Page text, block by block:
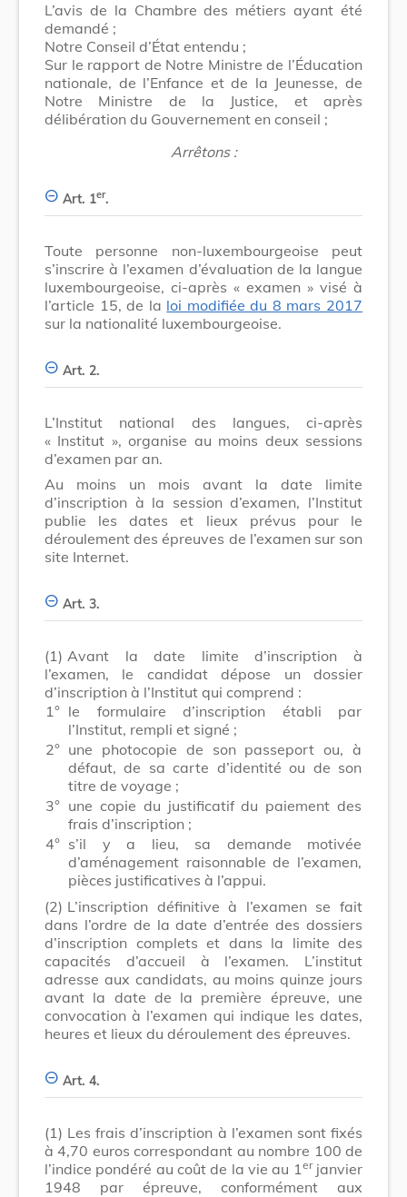
L’avis de la Chambre des métiers ayant été
demandé ;
Notre Conseil d’État entendu ;
Sur le rapport de Notre Ministre de l’Éducation
nationale, de l’Enfance et de la Jeunesse, de
Notre Ministre de la Justice, et après
délibération du Gouvernement en conseil ;
Arrêtons :
Art. 1er.
Toute personne non-luxembourgeoise peut
s’inscrire à l’examen d’évaluation de la langue
luxembourgeoise, ci-après « examen » visé à
l’article 15, de la loi modifiée du 8 mars 2017
sur la nationalité luxembourgeoise.
Art. 2.
L’Institut national des langues, ci-après
« Institut », organise au moins deux sessions
d’examen par an.
Au moins un mois avant la date limite
d’inscription à la session d’examen, l’Institut
publie les dates et lieux prévus pour le
déroulement des épreuves de l’examen sur son
site Internet.
Art. 3.
(1) Avant la date limite d’inscription à
l’examen, le candidat dépose un dossier
d’inscription à l’Institut qui comprend :
1° le formulaire d’inscription établi par
l’Institut, rempli et signé ;
2° une photocopie de son passeport ou, à
défaut, de sa carte d’identité ou de son
titre de voyage ;
3° une copie du justificatif du paiement des
frais d’inscription ;
4° s’il y a lieu, sa demande motivée
d’aménagement raisonnable de l’examen,
pièces justificatives à l’appui.
(2) L’inscription définitive à l’examen se fait
dans l’ordre de la date d’entrée des dossiers
d’inscription complets et dans la limite des
capacités d’accueil à l’examen. L’institut
adresse aux candidats, au moins quinze jours
avant la date de la première épreuve, une
convocation à l’examen qui indique les dates,
heures et lieux du déroulement des épreuves.
Art. 4.
(1) Les frais d’inscription à l’examen sont fixés
à 4,70 euros correspondant au nombre 100 de
l’indice pondéré au coût de la vie au 1 erjanvier
1948 par épreuve, conformément aux